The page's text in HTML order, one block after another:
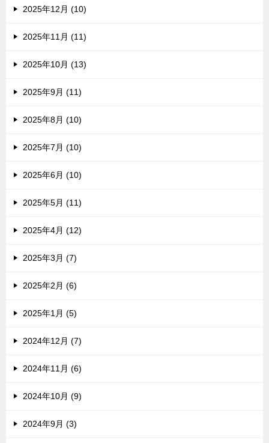
2025年12月 (10)
2025年11月 (11)
2025年10月 (13)
2025年9月 (11)
2025年8月 (10)
2025年7月 (10)
2025年6月 (10)
2025年5月 (11)
2025年4月 (12)
2025年3月 (7)
2025年2月 (6)
2025年1月 (5)
2024年12月 (7)
2024年11月 (6)
2024年10月 (9)
2024年9月 (3)